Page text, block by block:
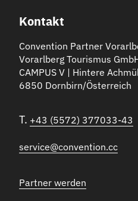
Kontakt
Convention Partner
Vorarlberg Tourismus
CAMPUS V | Hintere
6850 Dornbirn/Österreich
T. +43 (5572) 377033-43
service@convention.cc
Partner werden